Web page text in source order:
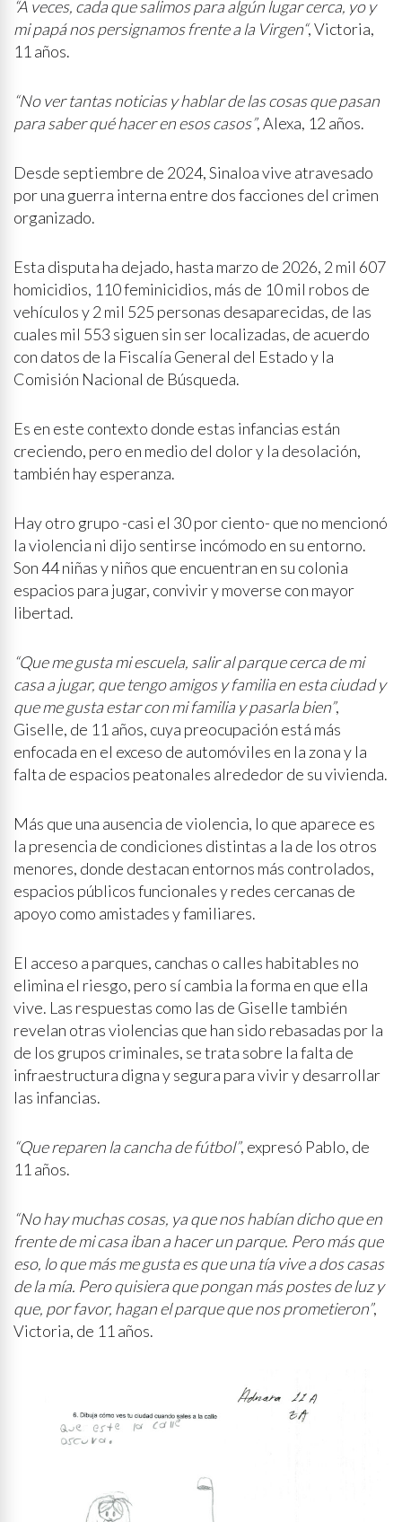
“A veces, cada que salimos para algún lugar cerca, yo y
mi papá nos persignamos frente a la Virgen“, Victoria,
11 años.
“No ver tantas noticias y hablar de las cosas que pasan
para saber qué hacer en esos casos”, Alexa, 12 años.
Desde septiembre de 2024, Sinaloa vive atravesado
por una guerra interna entre dos facciones del crimen
organizado.
Esta disputa ha dejado, hasta marzo de 2026, 2 mil 607
homicidios, 110 feminicidios, más de 10 mil robos de
vehículos y 2 mil 525 personas desaparecidas, de las
cuales mil 553 siguen sin ser localizadas, de acuerdo
con datos de la Fiscalía General del Estado y la
Comisión Nacional de Búsqueda.
Es en este contexto donde estas infancias están
creciendo, pero en medio del dolor y la desolación,
también hay esperanza.
Hay otro grupo -casi el 30 por ciento- que no mencionó
la violencia ni dijo sentirse incómodo en su entorno.
Son 44 niñas y niños que encuentran en su colonia
espacios para jugar, convivir y moverse con mayor
libertad.
“Que me gusta mi escuela, salir al parque cerca de mi
casa a jugar, que tengo amigos y familia en esta ciudad y
que me gusta estar con mi familia y pasarla bien”,
Giselle, de 11 años, cuya preocupación está más
enfocada en el exceso de automóviles en la zona y la
falta de espacios peatonales alrededor de su vivienda.
Más que una ausencia de violencia, lo que aparece es
la presencia de condiciones distintas a la de los otros
menores, donde destacan entornos más controlados,
espacios públicos funcionales y redes cercanas de
apoyo como amistades y familiares.
El acceso a parques, canchas o calles habitables no
elimina el riesgo, pero sí cambia la forma en que ella
vive. Las respuestas como las de Giselle también
revelan otras violencias que han sido rebasadas por la
de los grupos criminales, se trata sobre la falta de
infraestructura digna y segura para vivir y desarrollar
las infancias.
“Que reparen la cancha de fútbol”, expresó Pablo, de
11 años.
“No hay muchas cosas, ya que nos habían dicho que en
frente de mi casa iban a hacer un parque. Pero más que
eso, lo que más me gusta es que una tía vive a dos casas
de la mía. Pero quisiera que pongan más postes de luz y
que, por favor, hagan el parque que nos prometieron”,
Victoria, de 11 años.